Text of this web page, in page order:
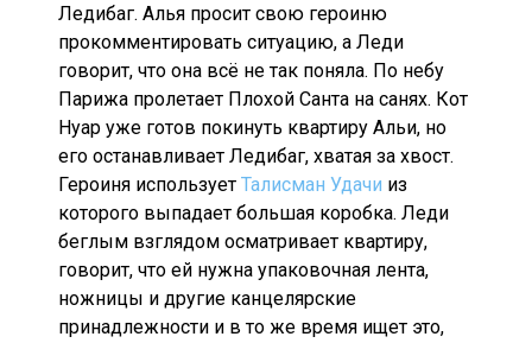
Ледибаг. Алья просит свою героиню
прокомментировать ситуацию, а Леди
говорит, что она всё не так поняла. По небу
Парижа пролетает Плохой Санта на санях. Кот
Нуар уже готов покинуть квартиру Альи, но
его останавливает Ледибаг, хватая за хвост.
Героиня использует Талисман Удачи из
которого выпадает большая коробка. Леди
беглым взглядом осматривает квартиру,
говорит, что ей нужна упаковочная лента,
ножницы и другие канцелярские
принадлежности и в то же время ищет это,